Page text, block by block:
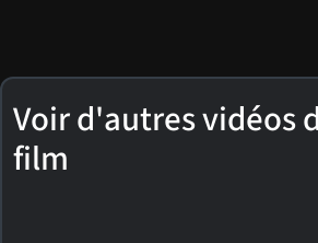
Voir d'autres vidéos
film